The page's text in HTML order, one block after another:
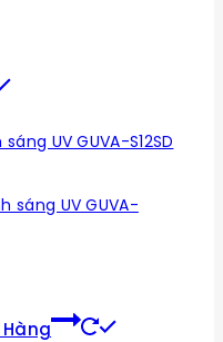
sáng UV GUVA-
Hàng